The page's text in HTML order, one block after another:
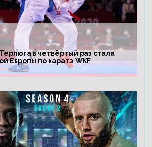
в четвёртый раз стала
Европы по каратэ WKF